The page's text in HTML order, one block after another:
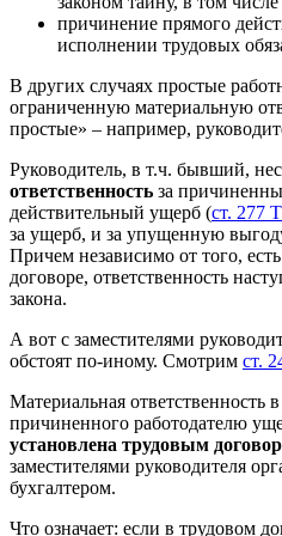
причинение прямого
исполнении трудовых
В других случаях простые
ограниченную материальную
простые» – например,
Руководитель, в т.ч. бывший,
ответственность за
действительный ущерб (ст. 277
за ущерб, и за упущенную
Причем независимо от того,
договоре, ответственность
закона.
А вот с заместителями
обстоят по-иному. Смотрим ст.
Материальная ответственность
причиненного работодателю
установлена трудовым
заместителями руководителя
бухгалтером.
Что означает: если в трудовом